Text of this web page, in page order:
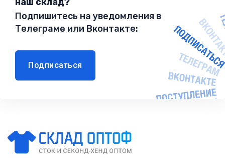
Подпишитесь на уведомления в
Телеграме или Вконтакте:
Подписаться